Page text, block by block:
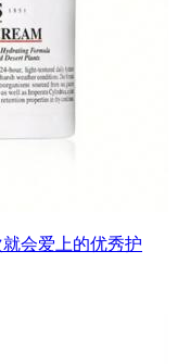
会爱上的优秀护